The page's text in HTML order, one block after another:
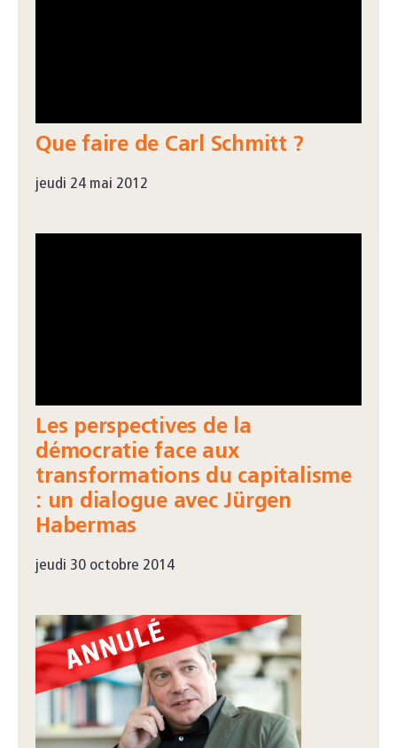
Que faire de Carl Schmitt ?
jeudi 24 mai 2012
Les perspectives de la
démocratie face aux
transformations du capitalisme
: un dialogue avec Jürgen
Habermas
jeudi 30 octobre 2014